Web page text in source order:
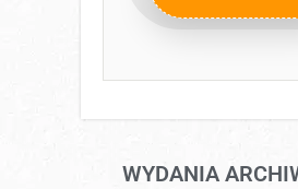
WYDANIA